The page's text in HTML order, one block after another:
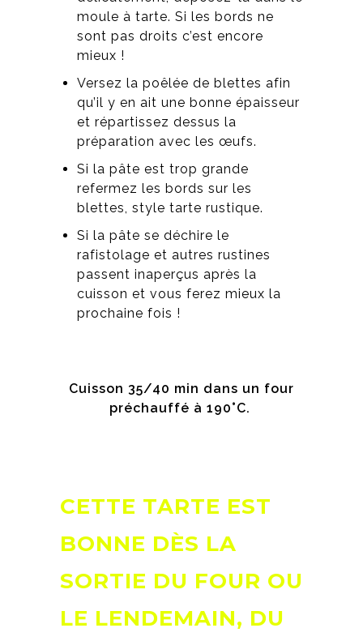
moule à tarte. Si les bords ne
sont pas droits c’est encore
mieux !
Versez la poêlée de blettes afin
qu’il y en ait une bonne épaisseur
et répartissez dessus la
préparation avec les œufs.
Si la pâte est trop grande
refermez les bords sur les
blettes, style tarte rustique.
Si la pâte se déchire le
rafistolage et autres rustines
passent inaperçus après la
cuisson et vous ferez mieux la
prochaine fois !
Cuisson 35/40 min dans un four
préchauffé à 190°C.
CETTE TARTE EST
BONNE DÈS LA
SORTIE DU FOUR OU
LE LENDEMAIN, DU